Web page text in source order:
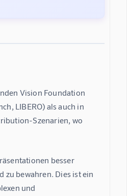
Vision Foundation
LIBERO) als auch in
Szenarien, wo
besser
bewahren. Dies ist ein
und